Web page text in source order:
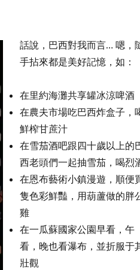
話說，巴西對我而言… 嗯，
手拈來都是美好記憶，如：
在里約海灘共享罐冰涼啤酒
在農夫市場吃巴西炸盒子，
鮮榨甘蔗汁
在雪茄酒吧跟四十歲以上的
西老頭們一起抽雪茄，喝烈
在恩布藝術小鎮漫遊，順便
隻色彩鮮豔，用葫蘆做的胖
雞
在一瓜蘇國家公園早看，午
看，晚也看瀑布，並折服于
壯觀